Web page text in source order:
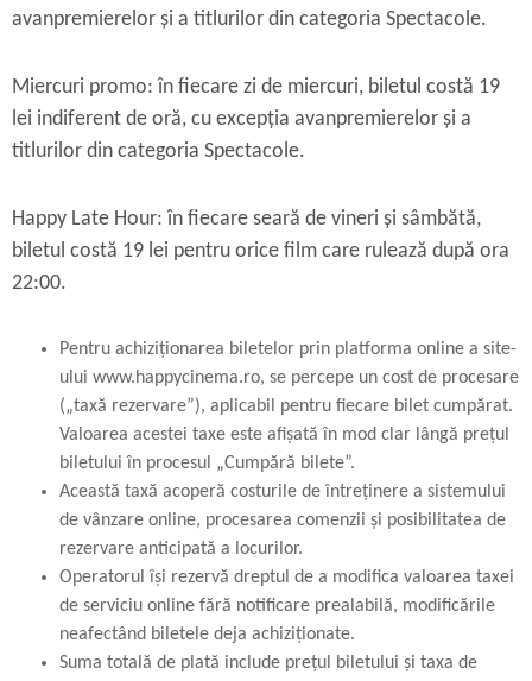
avanpremierelor și a titlurilor din categoria Spectacole.
Miercuri promo: în fiecare zi de miercuri, biletul costă 19
lei indiferent de oră, cu excepția avanpremierelor și a
titlurilor din categoria Spectacole.
Happy Late Hour: în fiecare seară de vineri și sâmbătă,
biletul costă 19 lei pentru orice film care rulează după ora
22:00.
Pentru achiziționarea biletelor prin platforma online a site-
ului www.happycinema.ro, se percepe un cost de procesare
(„taxă rezervare”), aplicabil pentru fiecare bilet cumpărat.
Valoarea acestei taxe este afișată în mod clar lângă prețul
biletului în procesul „Cumpără bilete”.
Această taxă acoperă costurile de întreținere a sistemului
de vânzare online, procesarea comenzii și posibilitatea de
rezervare anticipată a locurilor.
Operatorul își rezervă dreptul de a modifica valoarea taxei
de serviciu online fără notificare prealabilă, modificările
neafectând biletele deja achiziționate.
Suma totală de plată include prețul biletului și taxa de